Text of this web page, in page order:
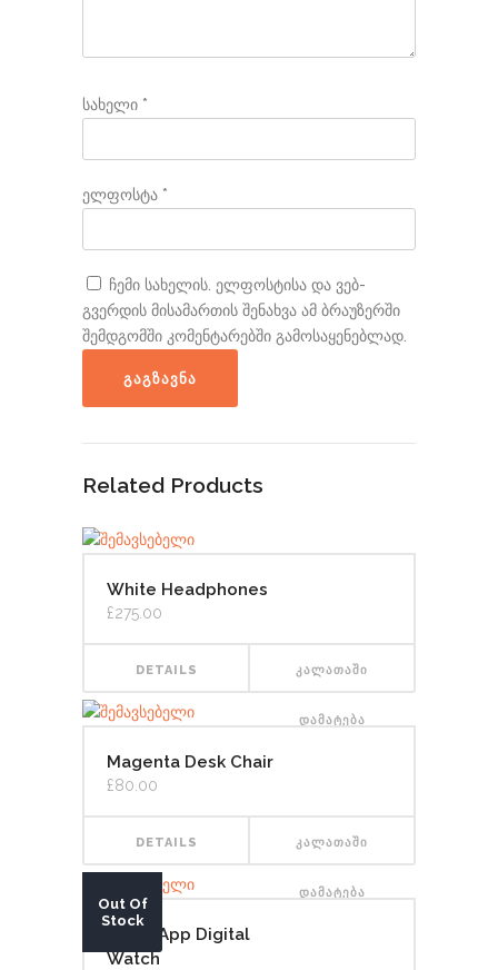
სახელი *
ელფოსტა *
ჩემი სახელის. ელფოსტისა და ვებ-
გვერდის მისამართის შენახვა ამ ბრაუზერში
შემდგომში კომენტარებში გამოსაყენებლად.
Related Products
White Headphones
£275.00
DETAILS ᲙᲐᲚᲐᲗᲐᲨᲘ
ᲓᲐᲛᲐᲢᲔᲑᲐ
Magenta Desk Chair
£80.00
DETAILS ᲙᲐᲚᲐᲗᲐᲨᲘ
ᲓᲐᲛᲐᲢᲔᲑᲐ
Out Of
Stock
Silver App Digital
Watch